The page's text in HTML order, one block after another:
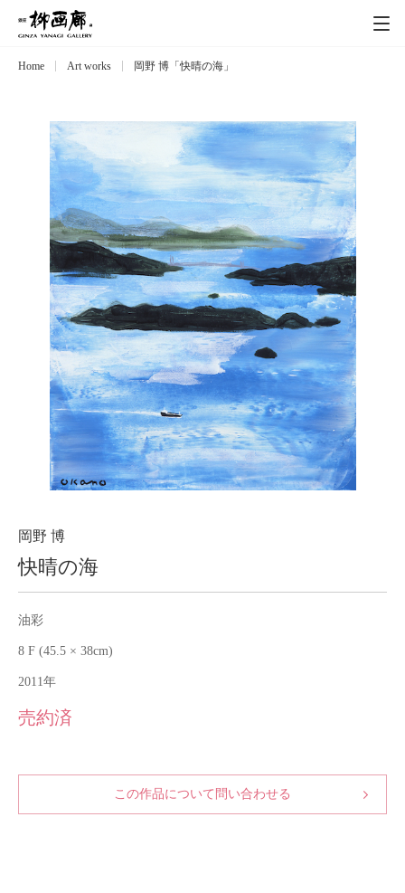
Exhibitions
Event イベント
Artists 作家
Art works 作品一覧
Catalog カタログ
Schedule スケジュール
About 会社案内
ブログ
Contact
Purchase assessment
Home Art works 岡野 博「快晴の海」
岡野 博
快晴の海
油彩
8 F (45.5 × 38cm)
2011年
売約済
この作品について問い合わせる